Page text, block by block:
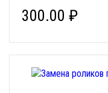
300.00 ₽